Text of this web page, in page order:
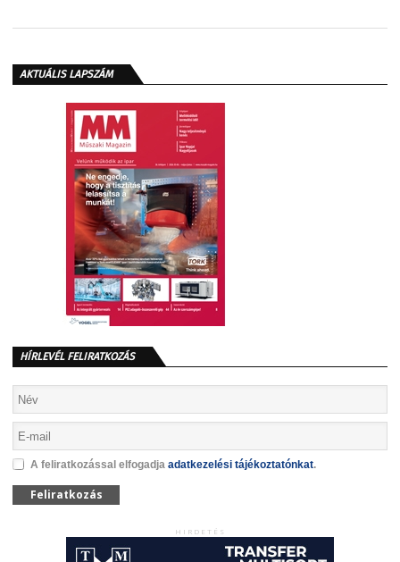
AKTUÁLIS LAPSZÁM
HÍRLEVÉL FELIRATKOZÁS
A feliratkozással elfogadja adatkezelési tájékoztatónkat.
Feliratkozás
HIRDETÉS